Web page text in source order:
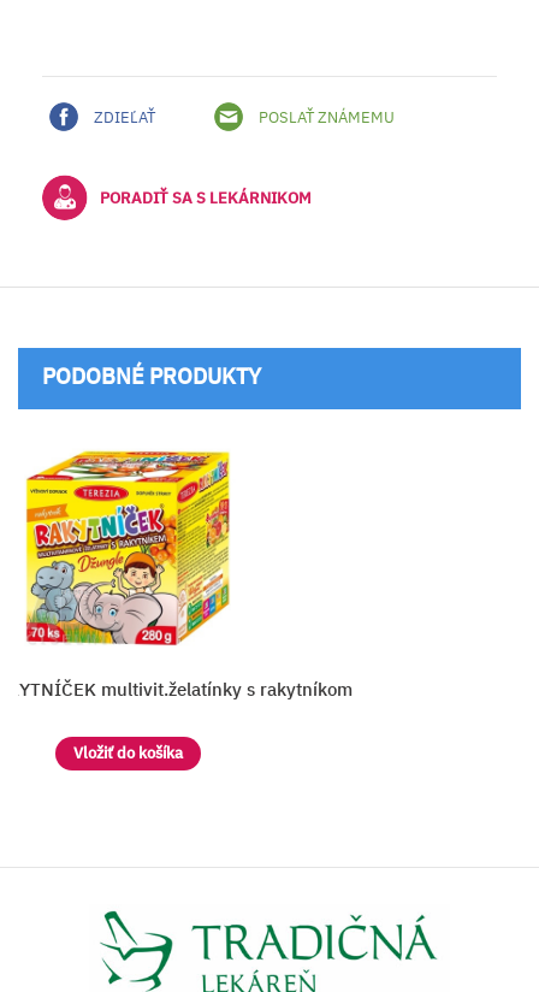
ZDIEĽAŤ POSLAŤ ZNÁMEMU
PORADIŤ SA S LEKÁRNIKOM
PODOBNÉ PRODUKTY
multivit.želatínky s rakytníkom
Vložiť do košíka